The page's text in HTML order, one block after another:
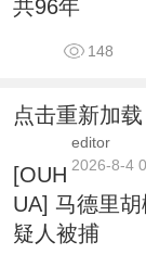
共96年
148
点击重新加载
editor
2026-8-4
[OUH
UA] 马德里
疑人被捕